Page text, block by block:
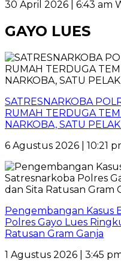
30 April 2026 | 6:43 am
GAYO LUES
SATRESNARKOBA
RUMAH TERDUGA
NARKOBA, SATU
6 Agustus 2026 | 10:21
Pengembangan Kasus
Polres Gayo Lues
Ratusan Gram Ganja
1 Agustus 2026 | 3:45